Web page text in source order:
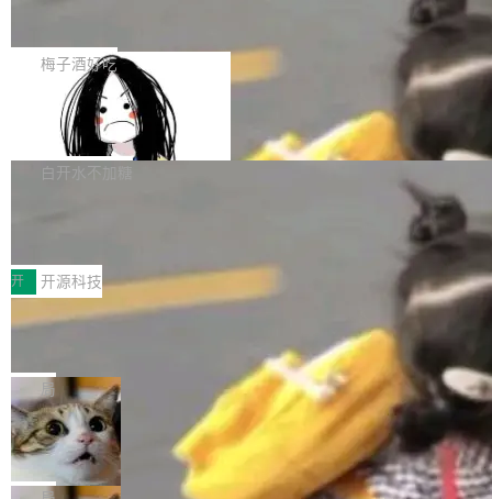
提交的编辑请求也长期处于待处理状态。 Groki
pedia 于去年底上线，定位为由人工智能生成内
容的百科平台，被马斯克视为传统众包百科网站
维基百科的替代方案。Lawfare 调查发现，无论
热门页面还是低关注度页面，均未出现近期更
是这样的：配 MessageSource 的 Bean、写 R
eloadableResourceBundleMessageSource、
声明 LocaleResolver、注册 LocaleChangeInt
erceptor…五六步之后才能看到第一行翻译文
本。 Solon 换了个方式。整个 i18n 模块围绕三
梅子酒好吃
Apache Doris 4.1 全面增强 Iceberg：
支持 UPDATE、MERGE INTO 与 Iceb
erg V3
Apache Doris 4.1 要补齐的，正是缺失的那一
半。在已有查询能力的基础上，Doris 进一步支
常维护操作，并完整支持 Iceberg V3 格式。
白开水不加糖
村国家自主创新示范区会议中心开幕。本届大会
由中关村智联软件服务业质量创新联盟主办，以
“智构可信·质创未来——AI原生时代的质量新范
式”为主题，直面AI从实验室走向规模化产业落地
的核心质量命题。会上，《2026智能研发生产力
工具选型手册》发布，Testin云测的Testin XAge
nt智能测试系统入选AI测试领域代表产品。对CI
O而言，这提示了一个转变：AI测试正在从效率
工具升级为企业的质量基础设施。 CIO面对的新
开 开源科技
让非法状态不可表示：一篇关于 ADT
有一种东西，一旦用过就回不去了。Alex Fedos
eev 管它叫"软件设计的基石"。 他说的东西不新
鲜——代数数据类型（ADT），尤其是和类型
（sum type）。但他说清楚了一件事：这不是类
型系统的学术体操，是日常编码的思维方式。 文
章从一个简单的例子切入。一个网站的深色主题
局
Cloudflare 开源内部企业 AI 平台 Clou
dflare OS
Cloudflare 发布了一个开源项目 Cloudflare O
S。如果你只看官方博客，你会觉得这是又一